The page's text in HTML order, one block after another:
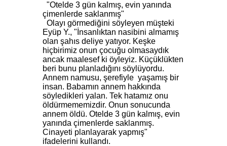
"Otelde 3 gün kalmış, evin yanında
çimenlerde saklanmış"
Olayı görmediğini söyleyen müşteki
Eyüp Y., "İnsanlıktan nasibini almamış
olan şahıs deliye yatıyor. Keşke
hiçbirimiz onun çocuğu olmasaydık
ancak maalesef ki öyleyiz. Küçüklükten
beri bunu planladığını söylüyordu.
Annem namusu, şerefiyle yaşamış bir
insan. Babamın annem hakkında
söyledikleri yalan. Tek hatamız onu
öldürmememizdir. Onun sonucunda
annem öldü. Otelde 3 gün kalmış, evin
yanında çimenlerde saklanmış.
Cinayeti planlayarak yapmış"
ifadelerini kullandı.